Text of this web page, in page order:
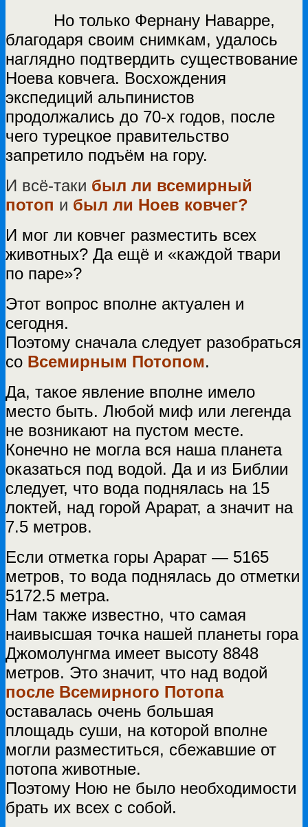
Но только Фернану Наварре,
благодаря своим снимкам, удалось
наглядно подтвердить существование
Ноева ковчега. Восхождения
экспедиций альпинистов
продолжались до 70-х годов, после
чего турецкое правительство
запретило подъём на гору.
И всё-таки был ли всемирный
потоп и был ли Ноев ковчег?
И мог ли ковчег разместить всех
животных? Да ещё и «каждой твари
по паре»?
Этот вопрос вполне актуален и
сегодня.
Поэтому сначала следует разобраться
со Всемирным Потопом.
Да, такое явление вполне имело
место быть. Любой миф или легенда
не возникают на пустом месте.
Конечно не могла вся наша планета
оказаться под водой. Да и из Библии
следует, что вода поднялась на 15
локтей, над горой Арарат, а значит на
7.5 метров.
Если отметка горы Арарат — 5165
метров, то вода поднялась до отметки
5172.5 метра.
Нам также известно, что самая
наивысшая точка нашей планеты гора
Джомолунгма имеет высоту 8848
метров. Это значит, что над водой
после Всемирного Потопа
оставалась очень большая
площадь суши, на которой вполне
могли разместиться, сбежавшие от
потопа животные.
Поэтому Ною не было необходимости
брать их всех с собой.